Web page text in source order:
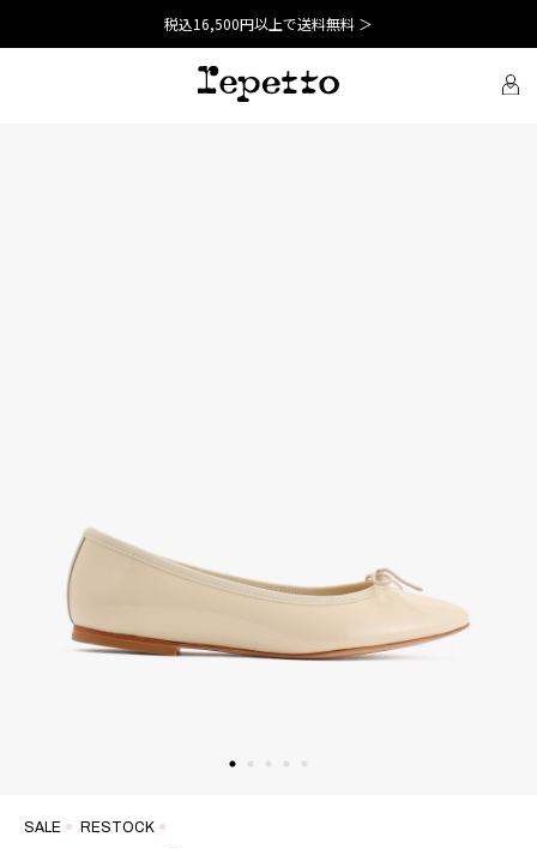
税込16,500円以上で送料無料 ＞
SALE RESTOCK